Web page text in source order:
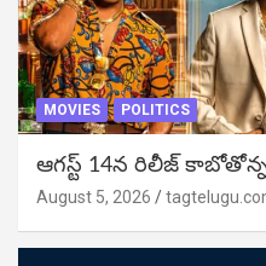
MOVIES POLITICS
ఆగస్ట్ 14న రిలీజ్
August 5, 2026